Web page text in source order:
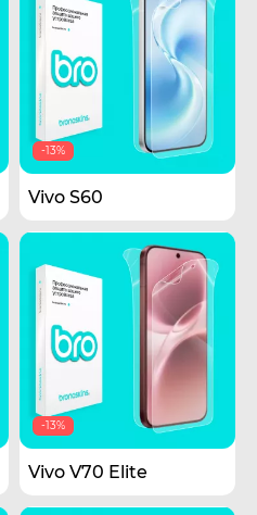
-13%
Vivo S60
-13%
Vivo V70 Elite